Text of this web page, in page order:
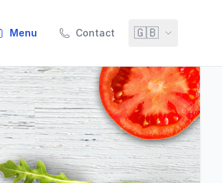
menu Contact 🇬🇧